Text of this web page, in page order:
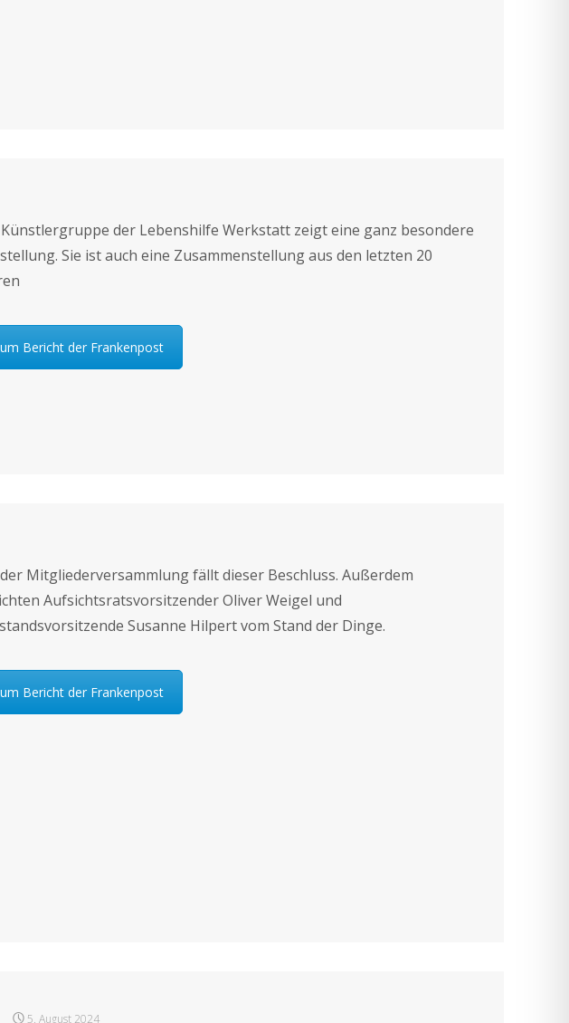
der Lebenshilfe Werkstatt zeigt eine ganz besondere
Sie ist auch eine Zusammenstellung aus den letzten 20
Bericht der Frankenpost
Mitgliederversammlung fällt dieser Beschluss. Außerdem
Aufsichtsratsvorsitzender Oliver Weigel und
Susanne Hilpert vom Stand der Dinge.
Bericht der Frankenpost
5. August 2024